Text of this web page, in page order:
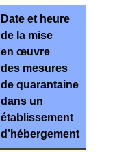
Date et heure
de la mise
en œuvre
des mesures
de quarantaine
dans un
établissement
d’hébergement